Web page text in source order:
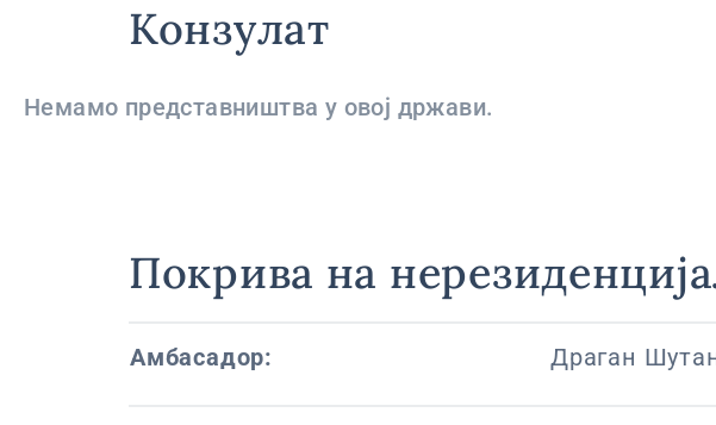
Конзулат
Немамо представништва у овој држави.
Покрива на
Амбасадор: Драган